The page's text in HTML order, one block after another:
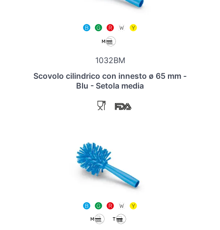
1032BM
Scovolo cilindrico con innesto ø 65 mm -
Blu - Setola media